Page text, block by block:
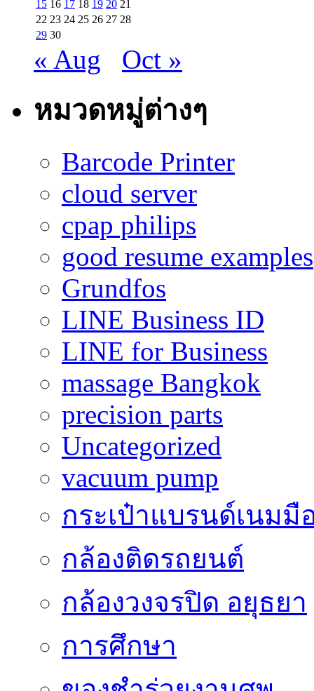
15 16 17 18 19 20 21
22 23 24 25 26 27 28
29 30
« Aug Oct »
หมวดหมู่ต่างๆ
Barcode Printer
cloud server
cpap philips
good resume examples
Grundfos
LINE Business ID
LINE for Business
massage Bangkok
precision parts
Uncategorized
vacuum pump
กระเป๋าแบรนด์เนมมื
กล้องติดรถยนต์
กล้องวงจรปิด อยุธยา
การศึกษา